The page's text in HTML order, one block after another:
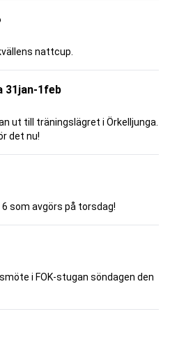
nattcup.
31jan-1feb
ut till träningslägret i Örkelljunga.
det nu!
som avgörs på torsdag!
i FOK-stugan söndagen den